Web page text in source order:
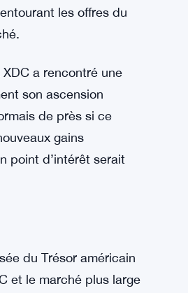
les offres du
a rencontré une
son ascension
de près si ce
gains
point d’intérêt serait
du Trésor américain
et le marché plus large